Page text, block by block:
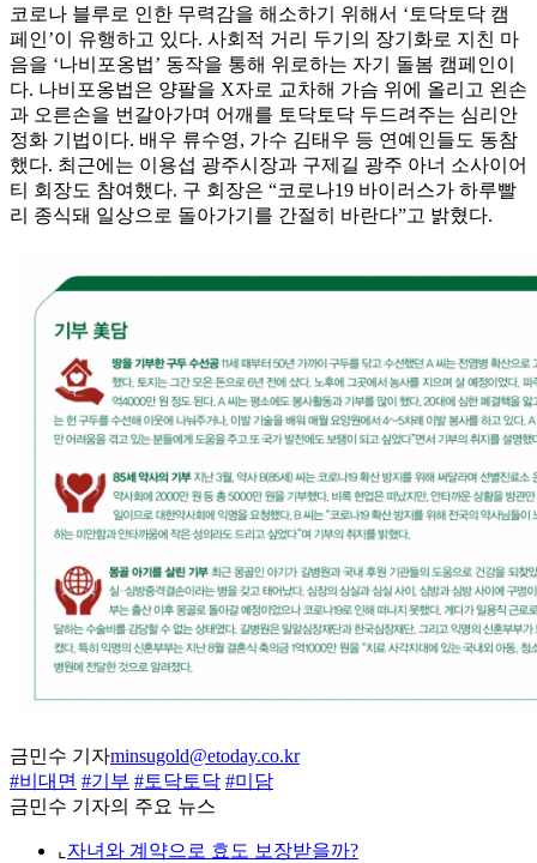
코로나 블루로 인한 무력감을 해소하기 위해서 ‘토닥토닥 캠
페인’이 유행하고 있다. 사회적 거리 두기의 장기화로 지친 마
음을 ‘나비포옹법’ 동작을 통해 위로하는 자기 돌봄 캠페인이
다. 나비포옹법은 양팔을 X자로 교차해 가슴 위에 올리고 왼손
과 오른손을 번갈아가며 어깨를 토닥토닥 두드려주는 심리안
정화 기법이다. 배우 류수영, 가수 김태우 등 연예인들도 동참
했다. 최근에는 이용섭 광주시장과 구제길 광주 아너 소사이어
티 회장도 참여했다. 구 회장은 “코로나19 바이러스가 하루빨
리 종식돼 일상으로 돌아가기를 간절히 바란다”고 밝혔다.
금민수 기자minsugold@etoday.co.kr
#비대면 #기부 #토닥토닥 #미담
금민수 기자의 주요 뉴스
⌞ 자녀와 계약으로 효도 보장받을까?